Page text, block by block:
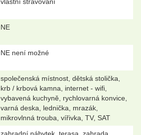
vlastní stravování
NE
NE není možné
společenská místnost, dětská stolička,
krb / krbová kamna, internet - wifi,
vybavená kuchyně, rychlovarná konvice,
varná deska, lednička, mrazák,
mikrovlnná trouba, vířivka, TV, SAT